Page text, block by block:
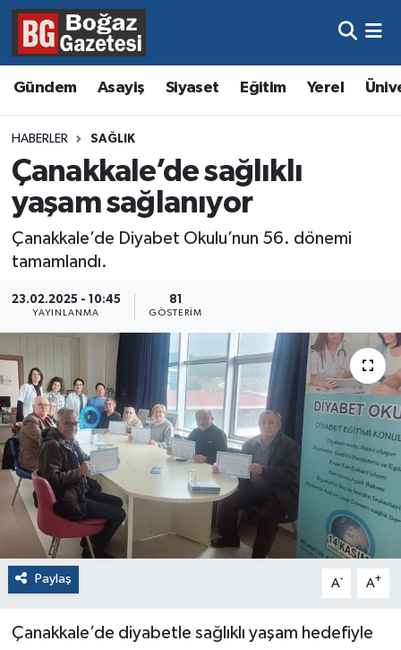
Gündem Asayiş Siyaset Eğitim Yerel
HABERLER SAĞLIK
Çanakkale’de sağlıklı
yaşam sağlanıyor
Çanakkale’de Diyabet Okulu’nun 56. dönemi
tamamlandı.
23.02.2025 - 10:45
YAYINLANMA
81
GÖSTERIM
Paylaş A- A+
Çanakkale’de diyabetle sağlıklı yaşam hedefiyle
Asayiş
Eğitim
Ekonomi
Gündem
Kültür ve Sanat
Magazin
Resmi İlanlar
Sağlık
Hava Durumu
Trafik Durumu
Süper Lig Puan Durumu ve Fikstür
Tüm Manşetler
Son Dakika Haberleri
Haber Arşivi